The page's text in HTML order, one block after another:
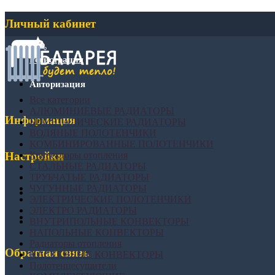
Личный кабинет
Регистрация
Авторизация
Информация
Настройки
Обратная связь
БИМЕТАЛИЧЕСКИЕ РАДИАТОРЫ
Конвекторы отопления
СТАЛЬНЫЕ РАДИАТОРЫ
НАСТЕННЫЕ КОНВЕКТОРЫ